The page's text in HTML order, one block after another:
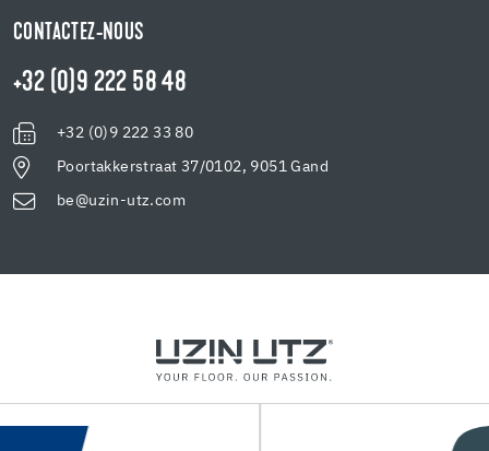
CONTACTEZ-NOUS
+32 (0)9 222 58 48
+32 (0)9 222 33 80
Poortakkerstraat 37/0102, 9051 Gand
be@uzin-utz.com